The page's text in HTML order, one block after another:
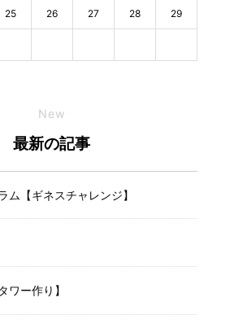
25 26 27 28 29
New
最新の記事
ム【ギネスチャレンジ】
ワー作り】